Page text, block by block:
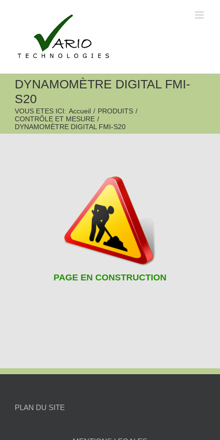
DYNAMOMÈTRE DIGITAL FMI-
S20
VOUS ETES ICI: Accueil / PRODUITS /
CONTRÔLE ET MESURE /
DYNAMOMÈTRE DIGITAL FMI-S20
PAGE EN CONSTRUCTION
PLAN DU SITE